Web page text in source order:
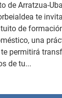
de Arratzua-
te
de
una
permitirá
de tu...